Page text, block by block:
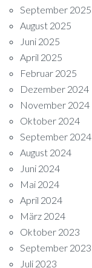
September 2025
August 2025
Juni 2025
April 2025
Februar 2025
Dezember 2024
November 2024
Oktober 2024
September 2024
August 2024
Juni 2024
Mai 2024
April 2024
März 2024
Oktober 2023
September 2023
Juli 2023